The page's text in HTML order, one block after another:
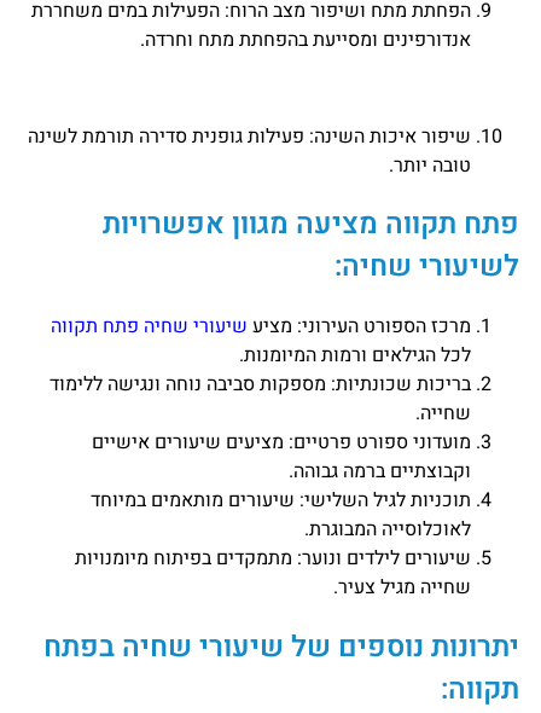
הפחתת מתח ושיפור מצב הרוח: הפעילות במים משחררת
אנדורפינים ומסייעת בהפחתת מתח וחרדה.
שיפור איכות השינה: פעילות גופנית סדירה תורמת לשינה
טובה יותר.
פתח תקווה מציעה מגוון אפשרויות
לשיעורי שחיה:
מרכז הספורט העירוני: מציע שיעורי שחיה פתח תקווה
לכל הגילאים ורמות המיומנות.
בריכות שכונתיות: מספקות סביבה נוחה ונגישה ללימוד
שחייה.
מועדוני ספורט פרטיים: מציעים שיעורים אישיים
וקבוצתיים ברמה גבוהה.
תוכניות לגיל השלישי: שיעורים מותאמים במיוחד
לאוכלוסייה המבוגרת.
שיעורים לילדים ונוער: מתמקדים בפיתוח מיומנויות
שחייה מגיל צעיר.
יתרונות נוספים של שיעורי שחיה בפתח
תקווה: